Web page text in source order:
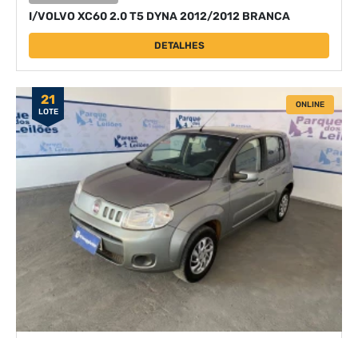
I/VOLVO XC60 2.0 T5 DYNA 2012/2012 BRANCA
DETALHES
21
LOTE
ONLINE